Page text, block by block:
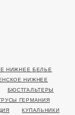
НИЖНЕЕ БЕЛЬЕ
НИЖНЕЕ
БЮСТГАЛЬТЕРЫ
ГЕРМАНИЯ
КУПАЛЬНИКИ